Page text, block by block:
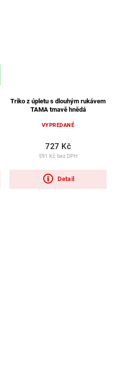
Triko z úpletu s dlouhým rukávem
TAMA tmavě hnědá
VYPREDANÉ
591 Kč bez DPH
727 Kč
Detail